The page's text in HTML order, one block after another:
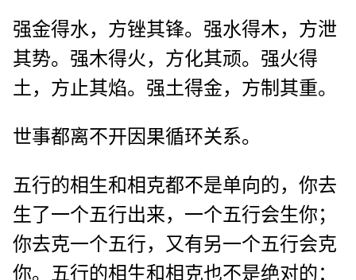
强金得水，方锉其锋。强水得木，方泄
其势。强木得火，方化其顽。强火得
土，方止其焰。强土得金，方制其重。
世事都离不开因果循环关系。
五行的相生和相克都不是单向的，你去
生了一个五行出来，一个五行会生你；
你去克一个五行，又有另一个五行会克
你。五行的相生和相克也不是绝对的：